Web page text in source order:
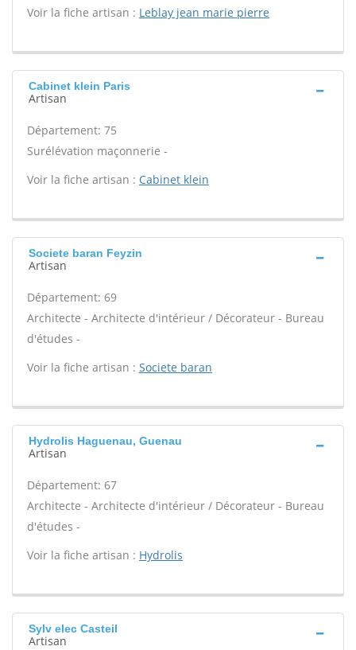
Voir la fiche artisan : Leblay jean marie pierre
Cabinet klein Paris
Artisan
Département: 75
Surélévation maçonnerie -
Voir la fiche artisan : Cabinet klein
Societe baran Feyzin
Artisan
Département: 69
Architecte - Architecte d'intérieur / Décorateur - Bureau
d'études -
Voir la fiche artisan : Societe baran
Hydrolis Haguenau, Guenau
Artisan
Département: 67
Architecte - Architecte d'intérieur / Décorateur - Bureau
d'études -
Voir la fiche artisan : Hydrolis
Sylv elec Casteil
Artisan